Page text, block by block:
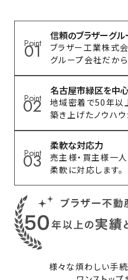
Point
01
信頼のブラザーグル
ブラザー工業株式
グループ会社だから
Point
02
名古屋市緑区を中
地域密着で50年以
築き上げたノウハウ
Point
03
柔軟な対応力
売主様・買主様一
柔軟に対応します。
様々な煩わしい手